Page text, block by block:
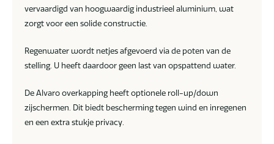
vervaardigd van hoogwaardig industrieel aluminium, wat
zorgt voor een solide constructie.
Regenwater wordt netjes afgevoerd via de poten van de
stelling. U heeft daardoor geen last van opspattend water.
De Alvaro overkapping heeft optionele roll-up/down
zijschermen. Dit biedt bescherming tegen wind en inregenen
en een extra stukje privacy.